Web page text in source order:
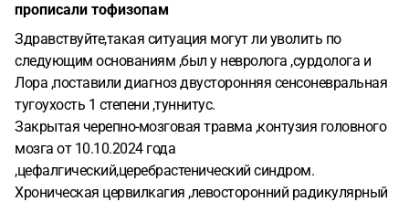
прописали тофизопам
Здравствуйте,такая ситуация могут ли уволить по
следующим основаниям ,был у невролога ,сурдолога и
Лора ,поставили диагноз двусторонняя сенсоневральная
тугоухость 1 степени ,туннитус.
Закрытая черепно-мозговая травма ,контузия головного
мозга от 10.10.2024 года
,цефалгический,церебрастенический синдром.
Хроническая цервилкагия ,левосторонний радикулярный